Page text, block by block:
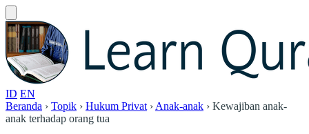
ID EN
Beranda › Topik › Hukum Privat › Anak-anak › Kewajiban anak-
anak terhadap orang tua